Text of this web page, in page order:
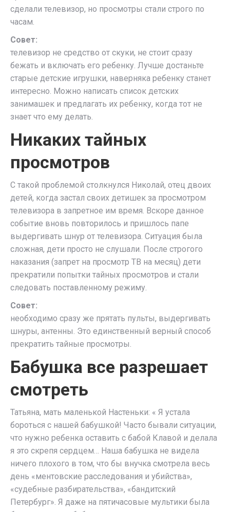
сделали телевизор, но просмотры стали строго по
часам.
Совет:
телевизор не средство от скуки, не стоит сразу
бежать и включать его ребенку. Лучше достаньте
старые детские игрушки, наверняка ребенку станет
интересно. Можно написать список детских
занимашек и предлагать их ребенку, когда тот не
знает что ему делать.
Никаких тайных
просмотров
С такой проблемой столкнулся Николай, отец двоих
детей, когда застал своих детишек за просмотром
телевизора в запретное им время. Вскоре данное
событие вновь повторилось и пришлось папе
выдергивать шнур от телевизора. Ситуация была
сложная, дети просто не слушали. После строгого
наказания (запрет на просмотр ТВ на месяц) дети
прекратили попытки тайных просмотров и стали
следовать поставленному режиму.
Совет:
необходимо сразу же прятать пульты, выдергивать
шнуры, антенны. Это единственный верный способ
прекратить тайные просмотры.
Бабушка все разрешает
смотреть
Татьяна, мать маленькой Настеньки: « Я устала
бороться с нашей бабушкой! Часто бывали ситуации,
что нужно ребенка оставить с бабой Клавой и делала
я это скрепя сердцем… Наша бабушка не видела
ничего плохого в том, что бы внучка смотрела весь
день «ментовские расследования и убийства»,
«судебные разбирательства», «бандитский
Петербург». Я даже на пятичасовые мультики была